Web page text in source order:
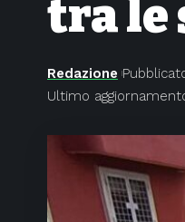
tra le
Ultimo
Redazione